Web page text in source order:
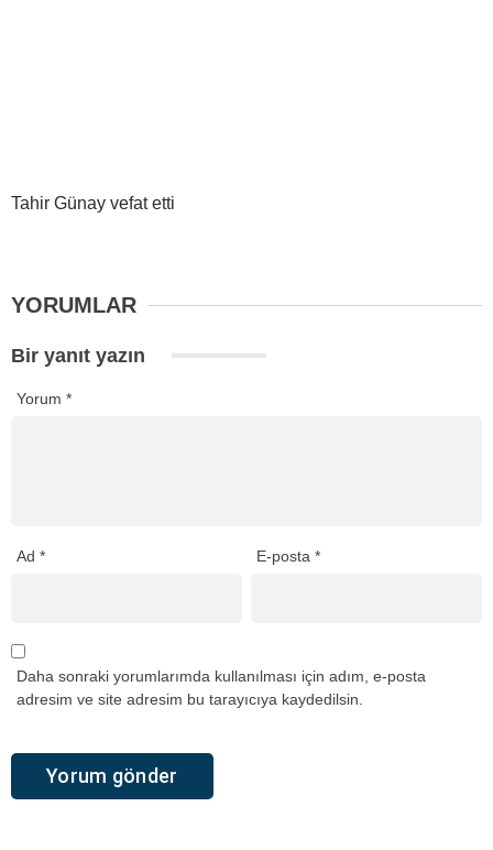
Tahir Günay vefat etti
YORUMLAR
Bir yanıt yazın
Yorum *
Ad * E-posta*
Daha sonraki yorumlarımda kullanılması için adım, e-posta
adresim ve site adresim bu tarayıcıya kaydedilsin.